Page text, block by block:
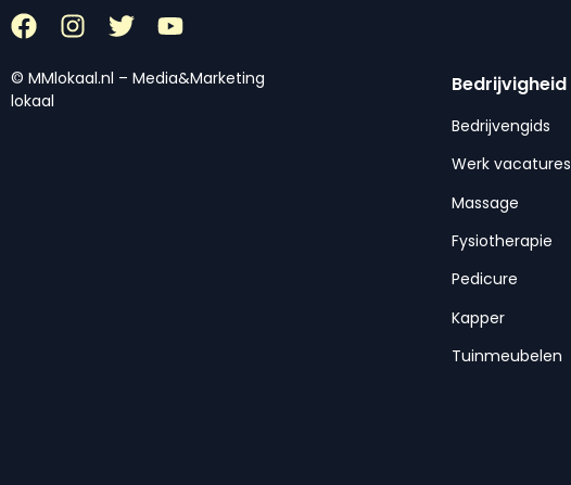
© MMlokaal.nl – Media&Marketing
lokaal
Bedrijvigheid
Bedrijvengids
Werk vacatures
Massage
Fysiotherapie
Pedicure
Kapper
Tuinmeubelen